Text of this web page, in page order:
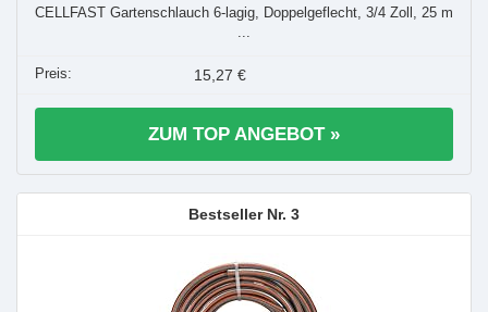
CELLFAST Gartenschlauch 6-lagig, Doppelgeflecht, 3/4 Zoll, 25 m
15,27 €
ZUM TOP ANGEBOT »
3